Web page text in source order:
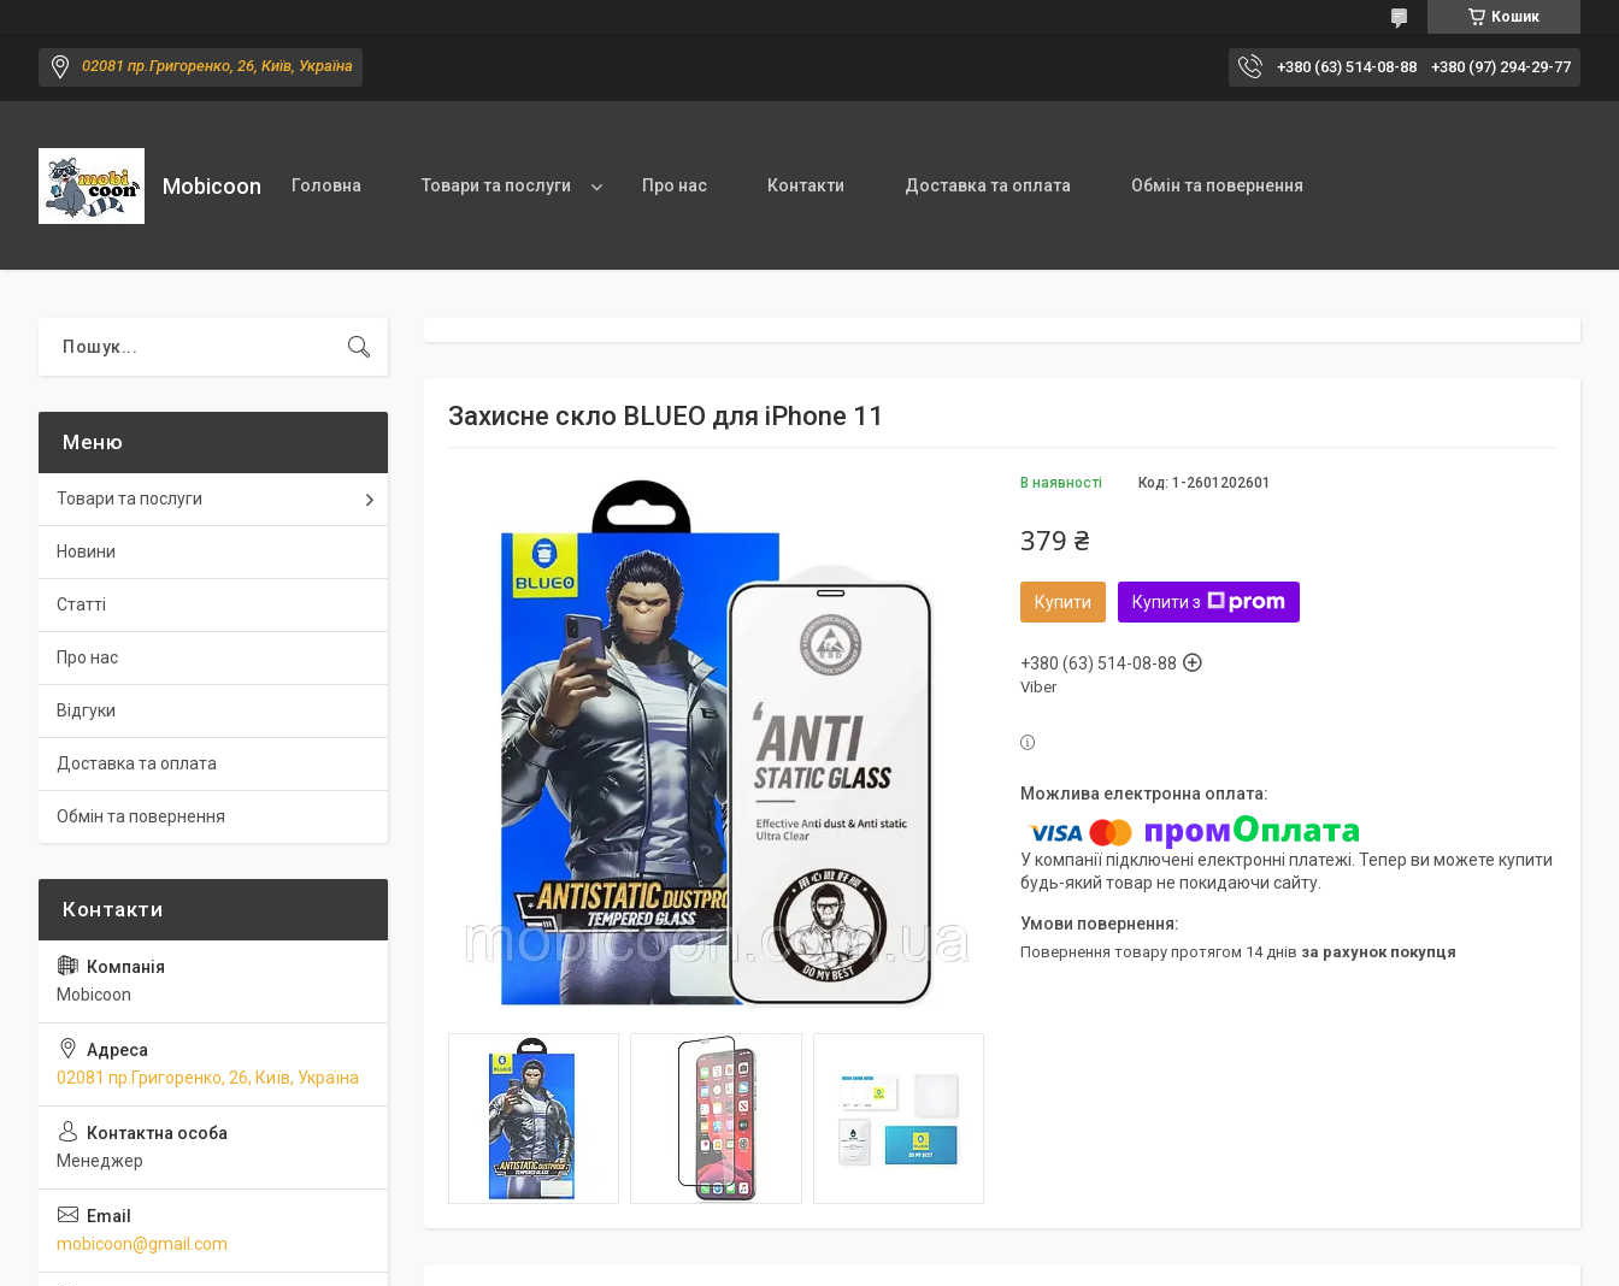
Кошик
02081 пр.Григоренко, 26, Київ, Україна +380 (63) 514-08-88 +380 (97) 294-29-77
Mobicoon Головна Товари та послуги Про нас Контакти Доставка та оплата Обмін та повернення
Захисне скло BLUEO для iPhone 11
В наявності Код: 1-2601202601
379 ₴
Купити Купити з
+380 (63) 514-08-88
Viber
У компанії підключені електронні платежі. Тепер ви можете купити
будь-який товар не покидаючи сайту.
повернення товару протягом 14 днів за рахунок покупця
Товари та послуги
Новини
Статті
Про нас
Відгуки
Доставка та оплата
Обмін та повернення
Mobicoon
02081 пр.Григоренко, 26, Київ, Україна
Менеджер
mobicoon@gmail.com